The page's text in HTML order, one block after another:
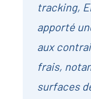
tracking,
apporté
aux
frais,
surfaces